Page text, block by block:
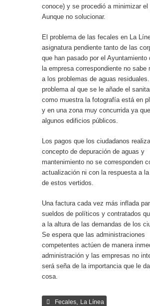
conoce) y se procedió a minimizar el
Aunque no solucionar.
El problema de las fecales en La
asignatura pendiente tanto de las
que han pasado por el Ayuntamiento
la empresa correspondiente no sabe
a los problemas de aguas
problema al que se le añade el
como muestra la fotografía está en
y en una zona muy concurrida ya
algunos edificios públicos.
Los pagos que los ciudadanos
concepto de depuración de aguas y
mantenimiento no se corresponden
actualización ni con la respuesta a
de estos vertidos.
Una factura cada vez más inflada
sueldos de políticos y contratados
a la altura de las demandas de los
Se espera que las administraciones
competentes actúen de manera
administración y las empresas no
será seña de la importancia que le
cosa.
Fecales, La Línea